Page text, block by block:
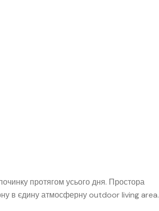
протягом усього дня. Простора
в єдину атмосферну outdoor living area.